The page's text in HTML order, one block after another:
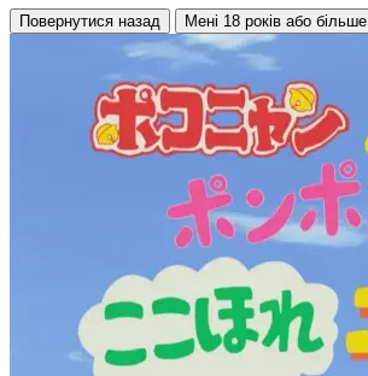
Повернутися назад Мені 18 років або більше